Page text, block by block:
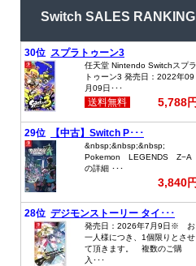
Switch SALES RANKING